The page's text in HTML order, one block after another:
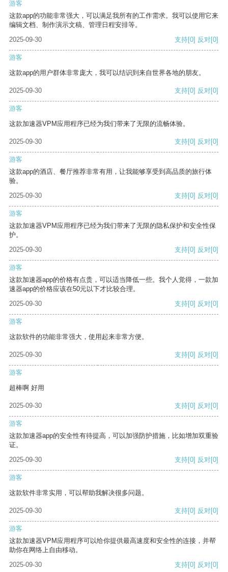
游客
这款app的功能非常强大，可以满足我所有的工作需求。我可以使用它来
编辑文档、制作演示文稿、管理日程安排等。
2025-09-30
支持[0] 反对[0]
游客
这款app的用户群体非常庞大，我可以结识到来自世界各地的朋友。
2025-09-30 支持[0] 反对[0]
游客
这款加速器VPM应用程序已经为我们带来了无限的流畅体验。
2025-09-30 支持[0] 反对[0]
游客
这款app的酒店、餐厅推荐非常有用，让我能够享受到高品质的旅行体
验。
2025-09-30
支持[0] 反对[0]
游客
这款加速器VPM应用程序已经为我们带来了无限的隐私保护和安全性保
护。
2025-09-30
支持[0] 反对[0]
游客
这款加速器app的价格有点贵，可以适当降低一些。我个人觉得，一款加
速器app的价格应该在50元以下才比较合理。
2025-09-30
支持[0] 反对[0]
游客
这款软件的功能非常强大，使用起来非常方便。
2025-09-30 支持[0] 反对[0]
游客
超棒啊 好用
2025-09-30 支持[0] 反对[0]
游客
这款加速器app的安全性有待提高，可以加强防护措施，比如增加双重验
证。
2025-09-30
支持[0] 反对[0]
游客
这款软件非常实用，可以帮助我解决很多问题。
2025-09-30 支持[0] 反对[0]
游客
这款加速器VPM应用程序可以给你提供最高速度和安全性的连接，并帮
助你在网络上自由移动。
2025-09-30
支持[0] 反对[0]